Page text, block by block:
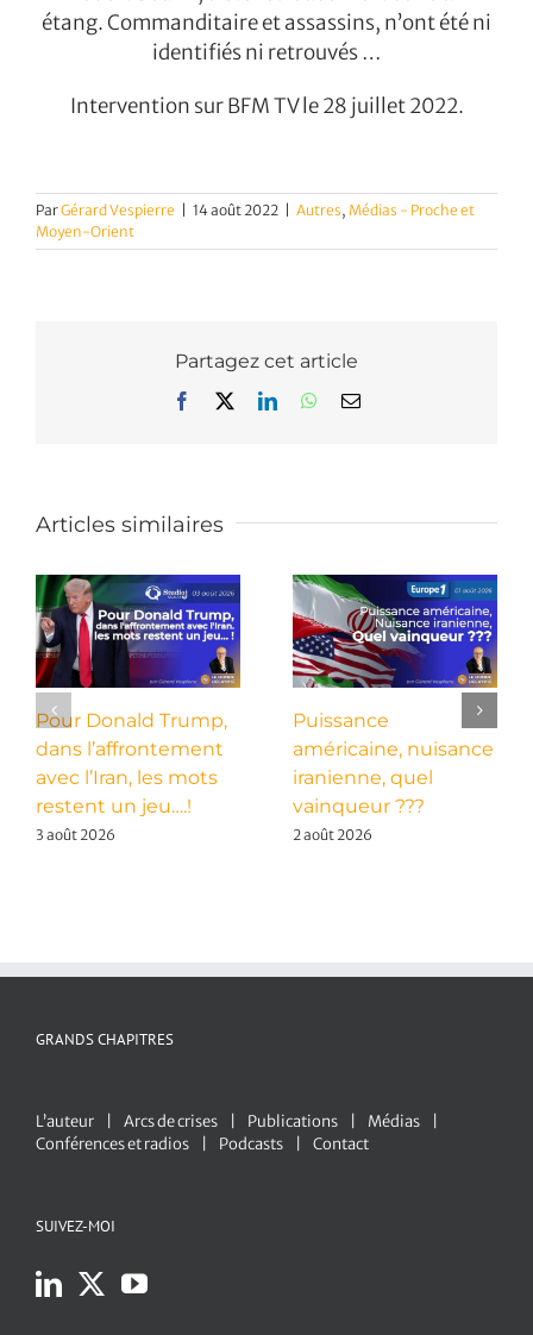
étang. Commanditaire et assassins, n’ont été ni
identifiés ni retrouvés …
Intervention sur BFM TV le 28 juillet 2022.
ParGérard Vespierre 14 août 2022 Autres, Médias - Proche et
Moyen-Orient
Partagez cet article
Facebook LinkedInWhatsApp
Email
Articles similaires
Pour Donald Trump,
dans l’affrontement
avec l’Iran, les mots
restent un jeu….!
3 août 2026
Puissance
américaine, nuisance
iranienne, quel
vainqueur ???
2 août 2026
GRANDS CHAPITRES
L’auteur Arcs de crises Publications
Médias
Conférences et radios
Podcasts Contact
SUIVEZ-MOI